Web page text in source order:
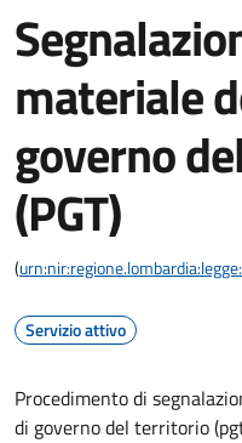
materiale
governo
(PGT)
(
Servizio attivo
Procedimento di
di governo del territorio